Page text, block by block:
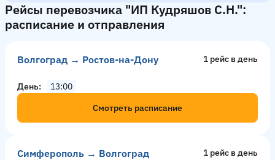
Рейсы перевозчика "ИП Кудряшов С.Н.":
расписание и отправления
Волгоград → Ростов-на-Дону 1 рейс в день
День
13:00
Смотреть расписание
Симферополь → Волгоград 1 рейс в день